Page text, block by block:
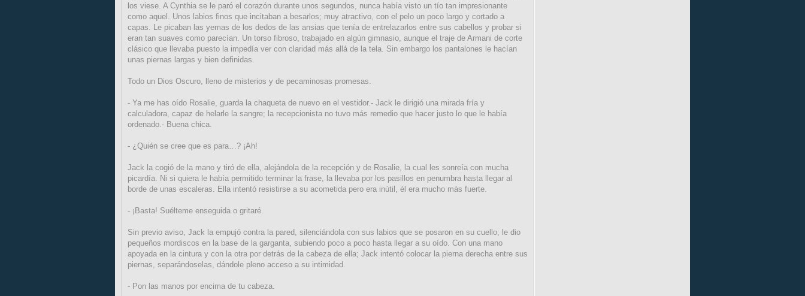
los viese. A Cynthia se le paró el corazón durante unos segundos, nunca había visto un tío tan impresionante
como aquel. Unos labios finos que incitaban a besarlos; muy atractivo, con el pelo un poco largo y cortado a
capas. Le picaban las yemas de los dedos de las ansias que tenía de entrelazarlos entre sus cabellos y probar si
eran tan suaves como parecían. Un torso fibroso, trabajado en algún gimnasio, aunque el traje de Armani de corte
clásico que llevaba puesto la impedía ver con claridad más allá de la tela. Sin embargo los pantalones le hacían
unas piernas largas y bien definidas.
Todo un Dios Oscuro, lleno de misterios y de pecaminosas promesas.
- Ya me has oído Rosalie, guarda la chaqueta de nuevo en el vestidor.- Jack le dirigió una mirada fría y
calculadora, capaz de helarle la sangre; la recepcionista no tuvo más remedio que hacer justo lo que le había
ordenado.- Buena chica.
- ¿Quién se cree que es para…? ¡Ah!
Jack la cogió de la mano y tiró de ella, alejándola de la recepción y de Rosalie, la cual les sonreía con mucha
picardía. Ni si quiera le había permitido terminar la frase, la llevaba por los pasillos en penumbra hasta llegar al
borde de unas escaleras. Ella intentó resistirse a su acometida pero era inútil, él era mucho más fuerte.
- ¡Basta! Suélteme enseguida o gritaré.
Sin previo aviso, Jack la empujó contra la pared, silenciándola con sus labios que se posaron en su cuello; le dio
pequeños mordiscos en la base de la garganta, subiendo poco a poco hasta llegar a su oído. Con una mano
apoyada en la cintura y con la otra por detrás de la cabeza de ella; Jack intentó colocar la pierna derecha entre sus
piernas, separándoselas, dándole pleno acceso a su intimidad.
- Pon las manos por encima de tu cabeza.